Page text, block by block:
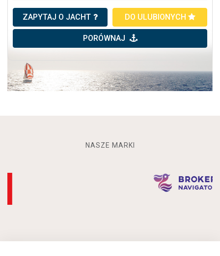
ZAPYTAJ O JACHT DO ULUBIONYCH
PORÓWNAJ
NASZE MARKI